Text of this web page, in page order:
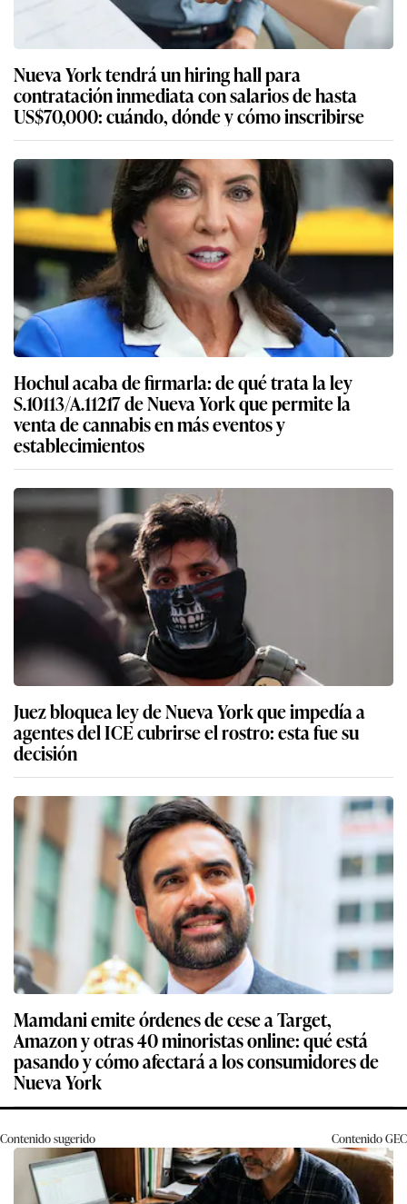
Nueva York tendrá un hiring hall para
contratación inmediata con salarios de hasta
US$70,000: cuándo, dónde y cómo inscribirse
Hochul acaba de firmarla: de qué trata la ley
S.10113/A.11217 de Nueva York que permite la
venta de cannabis en más eventos y
establecimientos
Juez bloquea ley de Nueva York que impedía a
agentes del ICE cubrirse el rostro: esta fue su
decisión
Mamdani emite órdenes de cese a Target,
Amazon y otras 40 minoristas online: qué está
pasando y cómo afectará a los consumidores de
Nueva York
Contenido sugerido ContenidoGEC